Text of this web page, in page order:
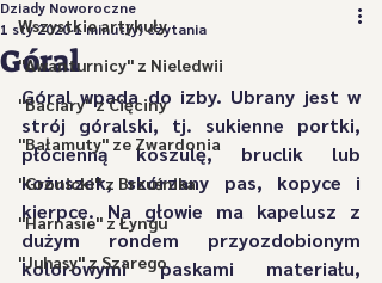
Wszystkie artykuły
"Awanturnicy" z Nieledwii
"Baciary" z Cięciny
"Bałamuty" ze Zwardonia
"Gronicki" z Brzuśnika
"Harnasie" z Łyngu
"Juhasy" z Szarego
Góral
Dziady Noworoczne
1 sty 20201 minut(y) czytania
Góral wpada do izby. Ubrany jest w
strój góralski, tj. sukienne portki,
płócienną koszulę, bruclik lub
kożuszek, skórzany pas, kopyce i
kierpce. Na głowie ma kapelusz z
dużym rondem przyozdobionym
kolorowymi paskami materiału,